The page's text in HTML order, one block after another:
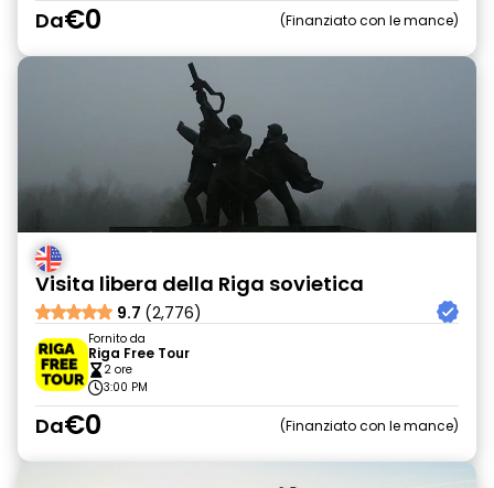
Da€0 Finanziato con le mance
Visita libera della Riga sovietica
9.7 (2,776)
Fornito da
Riga Free Tour
2 ore
3:00 PM
Da€0 Finanziato con le mance